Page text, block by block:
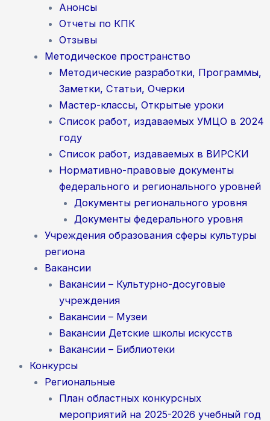
Анонсы
Отчеты по КПК
Отзывы
Методическое пространство
Методические разработки, Программы,
Заметки, Статьи, Очерки
Мастер-классы, Открытые уроки
Список работ, издаваемых УМЦО в 2024
году
Список работ, издаваемых в ВИРСКИ
Нормативно-правовые документы
федерального и регионального уровней
Документы регионального уровня
Документы федерального уровня
Учреждения образования сферы культуры
региона
Вакансии
Вакансии – Культурно-досуговые
учреждения
Вакансии – Музеи
Вакансии Детские школы искусств
Вакансии – Библиотеки
Конкурсы
Региональные
План областных конкурсных
мероприятий на 2025-2026 учебный год